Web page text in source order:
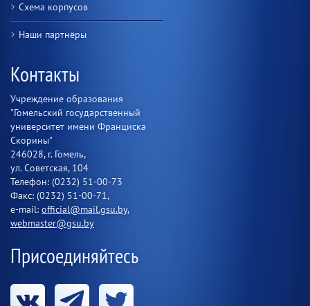
Схема корпусов
Наши партнёры
Контакты
Учреждение образования
"Гомельский государственный
университет имени Франциска
Скорины"
246028, г. Гомель,
ул. Советская, 104
Телефон: (0232) 51-00-73
Факс: (0232) 51-00-71,
e-mail: official@mail.gsu.by,
webmaster@gsu.by
Присоединяйтесь